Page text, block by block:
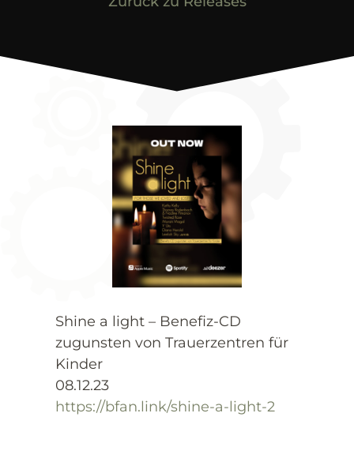
Shine a light – Benefiz-CD
zugunsten von Trauerzentren für
Kinder
08.12.23
https://bfan.link/shine-a-light-2